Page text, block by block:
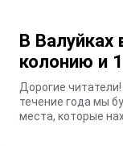
В Валуйках
колонию и
Дорогие
течение года мы
места, которые